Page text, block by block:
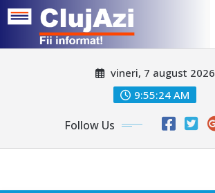
vineri, 7 august 2026
9:55:26 AM
Follow Us